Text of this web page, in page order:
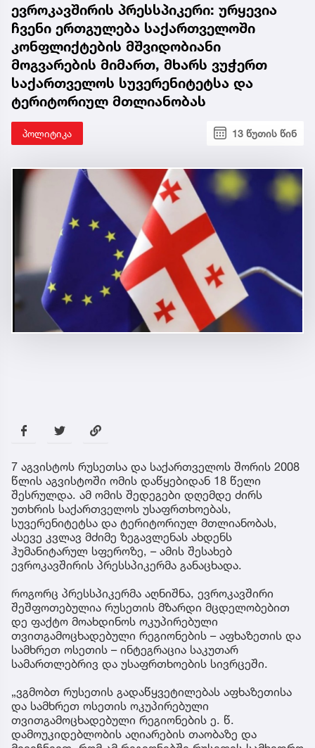
ევროკავშირის პრესსპიკერი: ურყევია
ჩვენი ერთგულება საქართველოში
კონფლიქტების მშვიდობიანი
მოგვარების მიმართ, მხარს ვუჭერთ
საქართველოს სუვერენიტეტსა და
ტერიტორიულ მთლიანობას
პოლიტიკა 13 წუთის წინ
7 აგვისტოს რუსეთსა და საქართველოს შორის 2008
წლის აგვისტოში ომის დაწყებიდან 18 წელი
შესრულდა. ამ ომის შედეგები დღემდე ძირს
უთხრის საქართველოს უსაფრთხოებას,
სუვერენიტეტსა და ტერიტორიულ მთლიანობას,
ასევე კვლავ მძიმე ზეგავლენას ახდენს
ჰუმანიტარულ სფეროზე, – ამის შესახებ
ევროკავშირის პრესსპიკერმა განაცხადა.
როგორც პრესსპიკერმა აღნიშნა, ევროკავშირი
შეშფოთებულია რუსეთის მზარდი მცდელობებით
დე ფაქტო მოახდინოს ოკუპირებული
თვითგამოცხადებული რეგიონების – აფხაზეთის და
სამხრეთ ოსეთის – ინტეგრაცია საკუთარ
სამართლებრივ და უსაფრთხოების სივრცეში.
„ვგმობთ რუსეთის გადაწყვეტილებას აფხაზეთისა
და სამხრეთ ოსეთის ოკუპირებული
თვითგამოცხადებული რეგიონების ე. წ.
დამოუკიდებლობის აღიარების თაობაზე და